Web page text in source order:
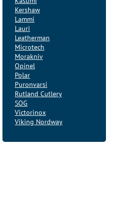
Kershaw
Lammi
Lauri
Leatherman
Microtech
Morakniv
Opinel
Polar
Puronvarsi
Rutland Cutlery
SOG
Victorinox
Viking Nordway